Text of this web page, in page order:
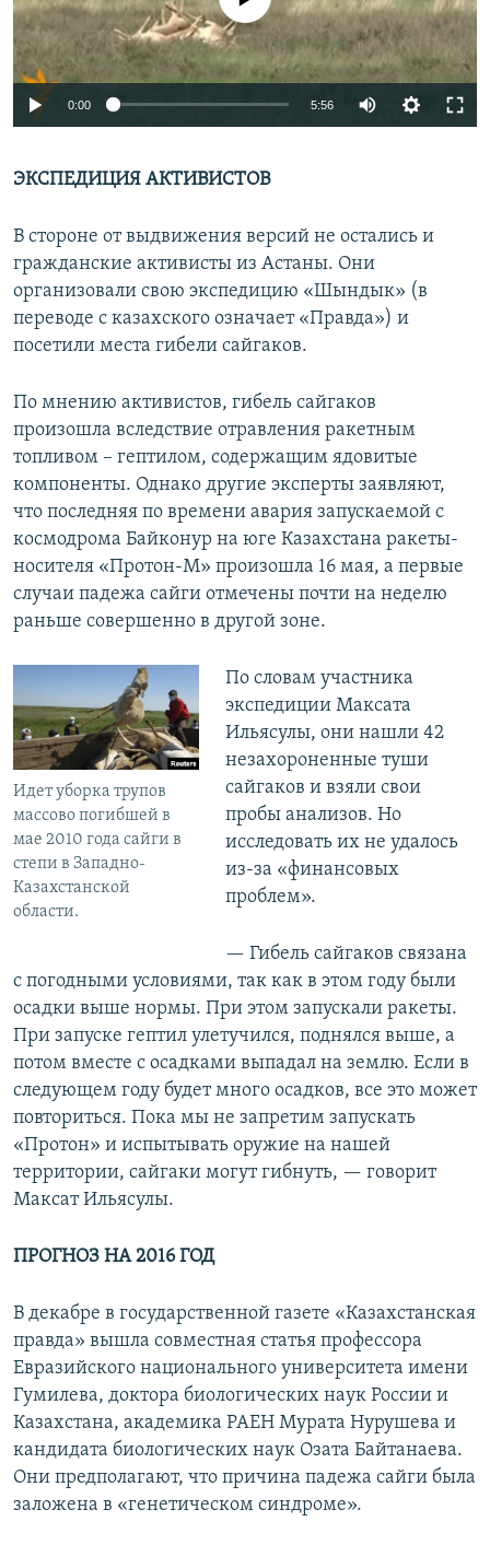
0:00 5:56
ЭКСПЕДИЦИЯ АКТИВИСТОВ
В стороне от выдвижения версий не остались и
гражданские активисты из Астаны. Они
организовали свою экспедицию «Шындык» (в
переводе с казахского означает «Правда») и
посетили места гибели сайгаков.
По мнению активистов, гибель сайгаков
произошла вследствие отравления ракетным
топливом – гептилом, содержащим ядовитые
компоненты. Однако другие эксперты заявляют,
что последняя по времени авария запускаемой с
космодрома Байконур на юге Казахстана ракеты-
носителя «Протон-М» произошла 16 мая, а первые
случаи падежа сайги отмечены почти на неделю
раньше совершенно в другой зоне.
Идет уборка трупов
массово погибшей в
мае 2010 года сайги в
степи в Западно-
Казахстанской
области.
По словам участника
экспедиции Максата
Ильясулы, они нашли 42
незахороненные туши
сайгаков и взяли свои
пробы анализов. Но
исследовать их не удалось
из-за «финансовых
проблем».
— Гибель сайгаков связана
с погодными условиями, так как в этом году были
осадки выше нормы. При этом запускали ракеты.
При запуске гептил улетучился, поднялся выше, а
потом вместе с осадками выпадал на землю. Если в
следующем году будет много осадков, все это может
повториться. Пока мы не запретим запускать
«Протон» и испытывать оружие на нашей
территории, сайгаки могут гибнуть, — говорит
Максат Ильясулы.
ПРОГНОЗ НА 2016 ГОД
В декабре в государственной газете «Казахстанская
правда» вышла совместная статья профессора
Евразийского национального университета имени
Гумилева, доктора биологических наук России и
Казахстана, академика РАЕН Мурата Нурушева и
кандидата биологических наук Озата Байтанаева.
Они предполагают, что причина падежа сайги была
заложена в «генетическом синдроме».